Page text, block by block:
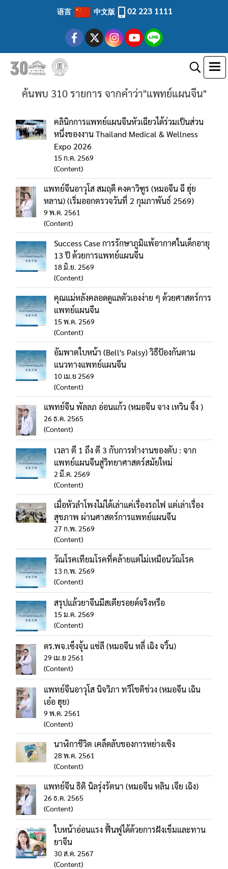
语言 中文版 02 223 1111
ค้นพบ 310 รายการ จากคำว่า"แพทย์แผนจีน"
คลินิกการแพทย์แผนจีนหัวเฉียวได้ร่วมเป็นส่วน
หนึ่งของงาน Thailand Medical & Wellness
Expo 2026
15 ก.ค. 2569
(Content)
แพทย์จีนอาวุโส สมฤดี คงคาวิฑูร (หมอจีน ฉี ฮุ่ย
หลาน) (เริ่มออกตรวจวันที่ 2 กุมภาพันธ์ 2569)
9 พ.ค. 2561
(Content)
Success Case การรักษาภูมิแพ้อากาศในเด็กอายุ
13 ปี ด้วยการแพทย์แผนจีน
18 มิ.ย. 2569
(Content)
คุณแม่หลังคลอดดูแลตัวเองง่าย ๆ ด้วยศาสตร์การ
แพทย์แผนจีน
15 พ.ค. 2569
(Content)
อัมพาตใบหน้า (Bell's Palsy) วิธีป้องกันตาม
แนวทางแพทย์แผนจีน
10 เม.ย 2569
(Content)
แพทย์จีน พัลลภ อ่อนแก้ว (หมอจีน จาง เหวิน จิ้ง )
26 ธ.ค. 2565
(Content)
เวลา ตี 1 ถึง ตี 3 กับการทำงานของตับ : จาก
แพทย์แผนจีนสู่วิทยาศาสตร์สมัยใหม่
2 มี.ค. 2569
(Content)
เมื่อหัวลำโพงไม่ได้เล่าแค่เรื่องรถไฟ แต่เล่าเรื่อง
สุขภาพ ผ่านศาสตร์การแพทย์แผนจีน
27 ก.พ. 2569
(Content)
วัณโรคเทียมโรคที่คล้ายแต่ไม่เหมือนวัณโรค
13 ก.พ. 2569
(Content)
สรุปแล้วยาจีนมีสเตียรอยด์จริงหรือ
15 ม.ค. 2569
(Content)
ดร.พจ.เซ็งจุ้น แซ่ลี (หมอจีน หลี่ เฉิง จวิ้น)
29 เม.ย 2561
(Content)
แพทย์จีนอาวุโส นิจวิภา ทวีโชติช่วง (หมอจีน เฉิน
เอ๋อ ฮุย)
9 พ.ค. 2561
(Content)
นาฬิกาชีวิต เคล็ดลับของการหย่างเซิง
28 พ.ค. 2561
(Content)
แพทย์จีน ธิติ นิลรุ่งรัตนา (หมอจีน หลิน เจีย เฉิง)
26 ธ.ค. 2565
(Content)
ใบหน้าอ่อนแรง ฟื้นฟูได้ด้วยการฝังเข็มและทาน
ยาจีน
30 ส.ค. 2567
(Content)